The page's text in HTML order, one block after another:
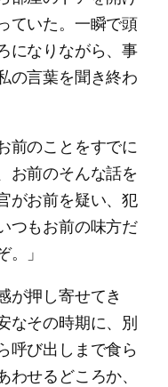
ていた。一瞬で頭
になりながら、事
の言葉を聞き終わ
前のことをすでに
お前のそんな話を
がお前を疑い、犯
つもお前の味方だ
。」
が押し寄せてき
なその時期に、別
呼び出しまで食ら
せるどころか、